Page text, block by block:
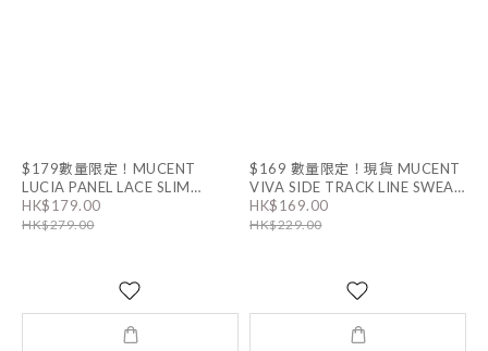
$179數量限定！MUCENT
LUCIA PANEL LACE SLIM
SLEEVELESS｜3色
HK$179.00
HK$279.00
$169 數量限定！現貨 MUCENT
VIVA SIDE TRACK LINE SWEAT
HALF PANTS
HK$169.00
HK$229.00